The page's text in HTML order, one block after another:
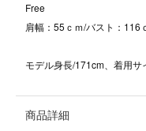
Free
肩幅：55ｃｍ/バスト：116
モデル身長/171cm、着用サ
商品詳細